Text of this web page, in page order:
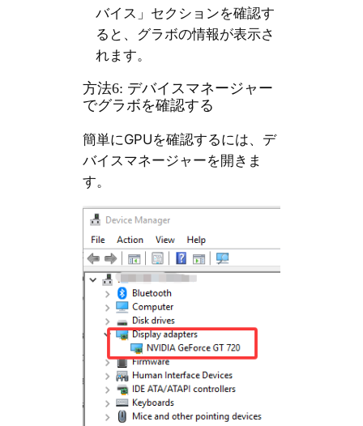
バイス」セクションを確認す
ると、グラボの情報が表示さ
れます。
方法6: デバイスマネージャー
でグラボを確認する
簡単にGPUを確認するには、デ
バイスマネージャーを開きま
す。